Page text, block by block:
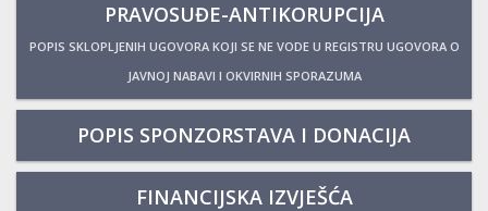
PRAVOSUĐE-ANTIKORUPCIJA
POPIS SKLOPLJENIH UGOVORA KOJI SE NE VODE U REGISTRU UGOVORA O
JAVNOJ NABAVI I OKVIRNIH SPORAZUMA
POPIS SPONZORSTAVA I DONACIJA
FINANCIJSKA IZVJEŠĆA